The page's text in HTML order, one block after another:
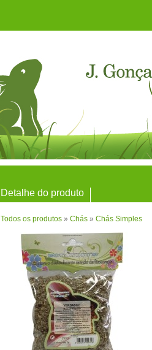
Detalhe do produto
Todos os produtos » Chás » Chás Simples